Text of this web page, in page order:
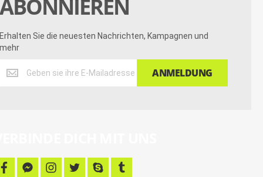
ABONNIEREN
Erhalten Sie die neuesten Nachrichten, Kampagnen und
mehr
Sie
ANMELDUNG
f f i t s t